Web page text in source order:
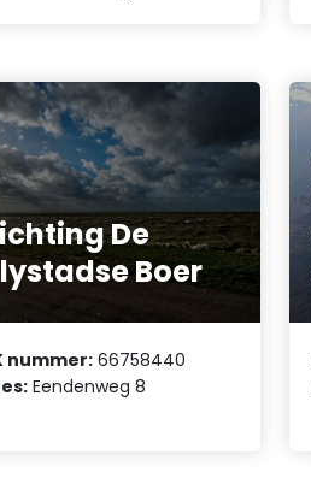
De
Boer
nummer: 66758440
Eendenweg 8